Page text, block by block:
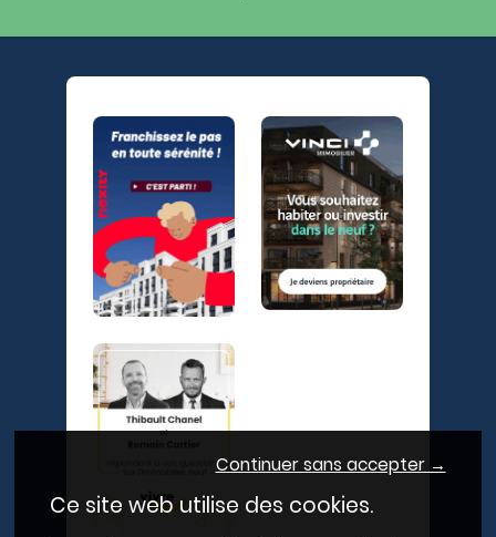
Continuer sans accepter →
Ce site web utilise des cookies.